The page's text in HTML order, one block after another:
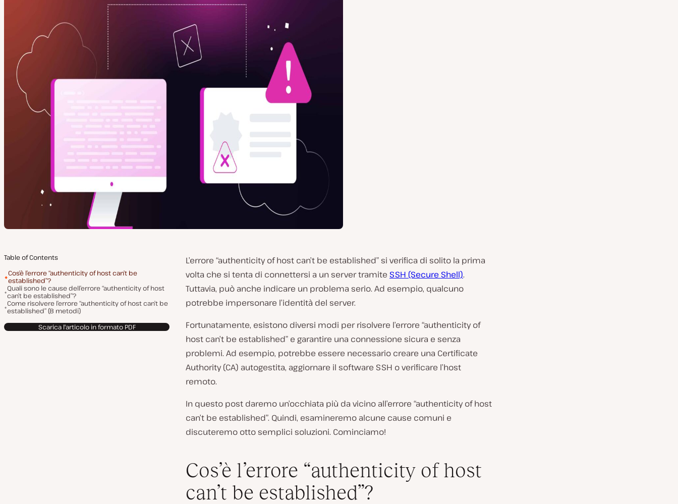
Table of Contents
Cos’è l’errore “authenticity of host can’t be
established”?
Quali sono le cause dell’errore “authenticity of host
can’t be established”?
Come risolvere l’errore “authenticity of host can’t be
established” (8 metodi)
Scarica l'articolo in formato PDF
L’errore “authenticity of host can’t be established” si verifica di solito la prima
volta che si tenta di connettersi a un server tramite SSH (Secure Shell).
Tuttavia, può anche indicare un problema serio. Ad esempio, qualcuno
potrebbe impersonare l’identità del server.
Fortunatamente, esistono diversi modi per risolvere l’errore “authenticity of
host can’t be established” e garantire una connessione sicura e senza
problemi. Ad esempio, potrebbe essere necessario creare una Certificate
Authority (CA) autogestita, aggiornare il software SSH o verificare l’host
remoto.
In questo post daremo un’occhiata più da vicino all’errore “authenticity of host
can’t be established”. Quindi, esamineremo alcune cause comuni e
discuteremo otto semplici soluzioni. Cominciamo!
Cos’è l’errore “authenticity of host
can’t be established”?